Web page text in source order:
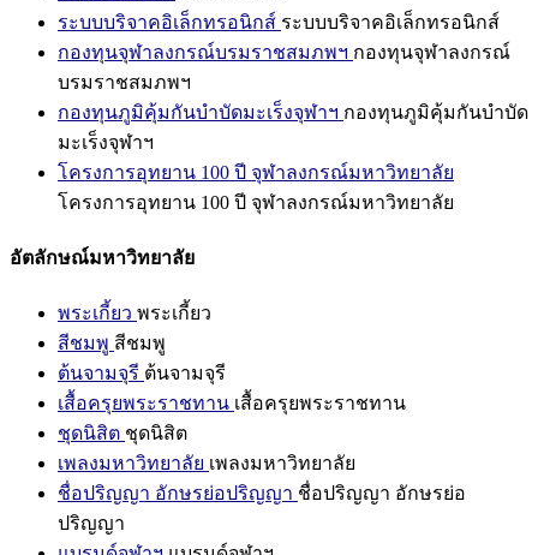
ระบบบริจาคอิเล็กทรอนิกส์ ระบบบริจาคอิเล็กทรอนิกส์
กองทุนจุฬาลงกรณ์บรมราชสมภพฯ กองทุนจุฬาลงกรณ์
บรมราชสมภพฯ
กองทุนภูมิคุ้มกันบำบัดมะเร็งจุฬาฯ กองทุนภูมิคุ้มกันบำบัด
มะเร็งจุฬาฯ
โครงการอุทยาน 100 ปี จุฬาลงกรณ์มหาวิทยาลัย
โครงการอุทยาน 100 ปี จุฬาลงกรณ์มหาวิทยาลัย
อัตลักษณ์มหาวิทยาลัย
พระเกี้ยว พระเกี้ยว
สีชมพู สีชมพู
ต้นจามจุรี ต้นจามจุรี
เสื้อครุยพระราชทาน เสื้อครุยพระราชทาน
ชุดนิสิต ชุดนิสิต
เพลงมหาวิทยาลัย เพลงมหาวิทยาลัย
ชื่อปริญญา อักษรย่อปริญญา ชื่อปริญญา อักษรย่อ
ปริญญา